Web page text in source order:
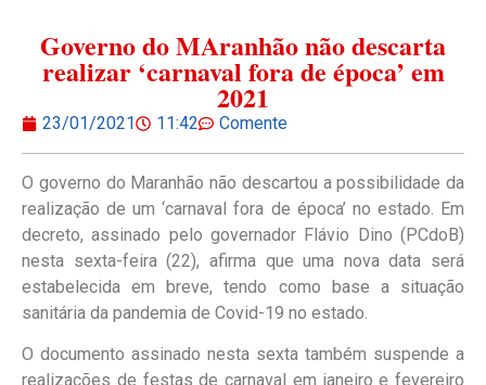
Governo do MAranhão não descarta
realizar ‘carnaval fora de época’ em
2021
23/01/2021 11:42 Comente
O governo do Maranhão não descartou a possibilidade da
realização de um ‘carnaval fora de época’ no estado. Em
decreto, assinado pelo governador Flávio Dino (PCdoB)
nesta sexta-feira (22), afirma que uma nova data será
estabelecida em breve, tendo como base a situação
sanitária da pandemia de Covid-19 no estado.
O documento assinado nesta sexta também suspende a
realizações de festas de carnaval em janeiro e fevereiro